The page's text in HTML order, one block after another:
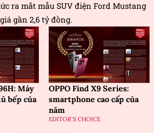
ra mắt mẫu SUV điện Ford Mustang
gần 2,6 tỷ đồng.
Máy
bếp của
OPPO Find X9 Series:
smartphone cao cấp của
năm
EDITOR'S CHOICE